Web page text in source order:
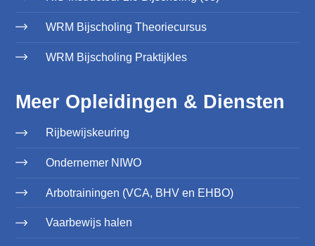
WRM Bijscholing Theoriecursus
WRM Bijscholing Praktijkles
Meer Opleidingen & Diensten
Rijbewijskeuring
Ondernemer NIWO
Arbotrainingen (VCA, BHV en EHBO)
Vaarbewijs halen